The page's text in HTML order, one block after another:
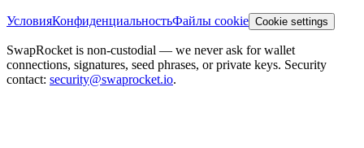
УсловияКонфиденциальностьФайлы cookie Cookie settings
SwapRocket is non-custodial — we never ask for wallet
connections, signatures, seed phrases, or private keys. Security
contact: security@swaprocket.io.